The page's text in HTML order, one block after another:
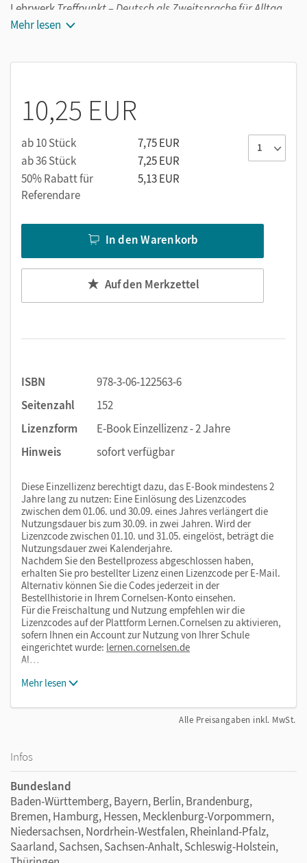
LehrwerkTreffpunkt – Deutsch als Zweitsprache für Alltag
und Beruf!
Übungsbuch den relevanten
Redemittelund Strukturen und trainieren alle
Sprachfertigkeiten
. Es gibt Karaoke-Übungen, Diktate,
Aufgaben im Prüfungsformat und Wiederholungstests mit
Übungen in der PagePlayer-App. Das Übungsbuch bietet
den Lernwortschatz der Einheiten auch als Audio-Datei und
DieAudioszum E-Book lassen sich über Klickstellen an der
Buchseite aufrufen.
Weitere Inhalte des Übungsbuchs
Abwechslungsreiche Übungen
Sprachvergleichende Übungen
Diktate
Wiederholungstests mit interaktiven Übungen
Spielerische Wortschatzübungen
Mit dem Kauf erhalten Sie einen Code zur Freischaltung des
Praktische Bearbeitungswerkzeuge, wie z. B. Markieren,
Textfelder und Notizen, ergänzen im E-Book die
Lehrwerkinhalte.
Mehr lesen
10,25 EUR
ab 10 Stück
7,75 EUR
ab 36 Stück
7,25 EUR
50% Rabatt für
Referendare
5,13 EUR
In den Warenkorb
Auf den Merkzettel
ISBN
978-3-06-122563-6
Seitenzahl
152
Lizenzform
E-Book Einzellizenz - 2 Jahre
Hinweis
sofort verfügbar
Diese Einzellizenz berechtigt dazu, das E-Book mindestens 2
Jahre lang zu nutzen: Eine Einlösung des Lizenzcodes
zwischen dem 01.06. und 30.09. eines Jahres verlängert die
Nutzungsdauer bis zum 30.09. in zwei Jahren. Wird der
Lizenzcode zwischen 01.10. und 31.05. eingelöst, beträgt die
Nutzungsdauer zwei Kalenderjahre.
Nachdem Sie den Bestellprozess abgeschlossen haben,
erhalten Sie pro bestellter Lizenz einen Lizenzcode per E-Mail.
Alternativ können Sie die Codes jederzeit in der
Bestellhistorie in Ihrem Cornelsen-Konto einsehen.
Für die Freischaltung und Nutzung empfehlen wir die
Lizenzcodes auf der Plattform Lernen.Cornelsen zu aktivieren,
sofern Ihnen ein Account zur Nutzung von Ihrer Schule
eingerichtet wurde: lernen.cornelsen.de
Al…
Mehr lesen
Alle Preisangaben inkl. MwSt.
Infos
Bundesland
Baden-Württemberg, Bayern, Berlin, Brandenburg,
Bremen, Hamburg, Hessen, Mecklenburg-Vorpommern,
Niedersachsen, Nordrhein-Westfalen, Rheinland-Pfalz,
Saarland, Sachsen, Sachsen-Anhalt, Schleswig-Holstein,